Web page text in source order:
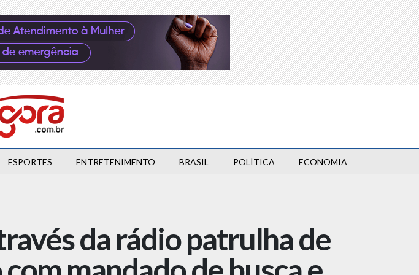
ESPORTES ENTRETENIMENTO BRASIL POLÍTICA ECONOMIA
da rádio patrulha de